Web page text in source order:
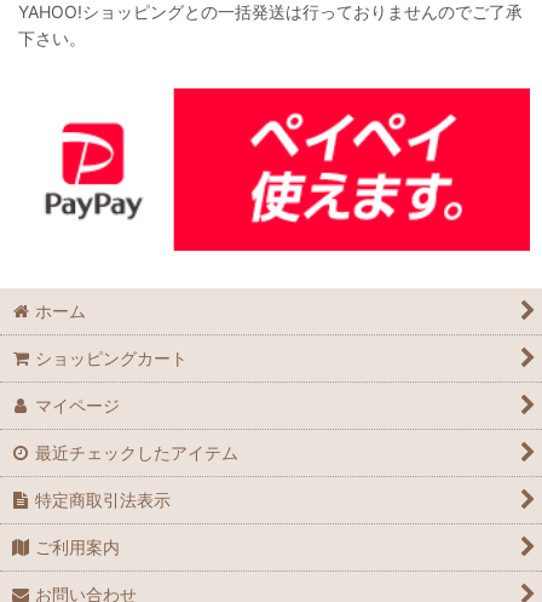
YAHOO!ショッピングとの一括発送は行っておりませんのでご了承
下さい。
ホーム
ショッピングカート
マイページ
最近チェックしたアイテム
特定商取引法表示
ご利用案内
お問い合わせ